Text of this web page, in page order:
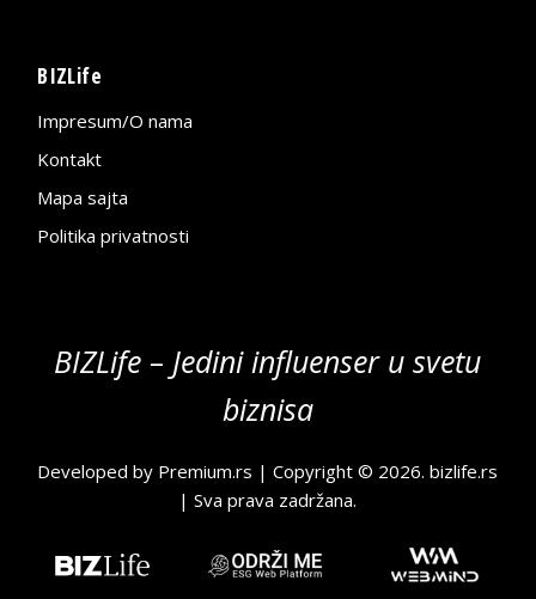
BIZLife
Impresum/O nama
Kontakt
Mapa sajta
Politika privatnosti
BIZLife – Jedini influenser u svetu
biznisa
Developed by Premium.rs | Copyright © 2026.bizlife.rs
| Sva prava zadržana.